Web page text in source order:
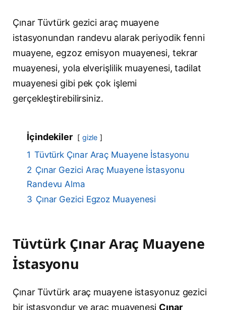
Çınar Tüvtürk gezici araç muayene
istasyonundan randevu alarak periyodik fenni
muayene, egzoz emisyon muayenesi, tekrar
muayenesi, yola elverişlilik muayenesi, tadilat
muayenesi gibi pek çok işlemi
gerçekleştirebilirsiniz.
İçindekiler gizle
1 Tüvtürk Çınar Araç Muayene İstasyonu
2 Çınar Gezici Araç Muayene İstasyonu
Randevu Alma
3 Çınar Gezici Egzoz Muayenesi
Tüvtürk Çınar Araç Muayene
İstasyonu
Çınar Tüvtürk araç muayene istasyonuz gezici
bir istasyondur ve araç muayenesi Çınar